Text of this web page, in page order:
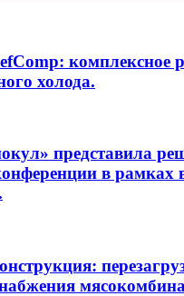
комплексное
холода.
представила
в рамках